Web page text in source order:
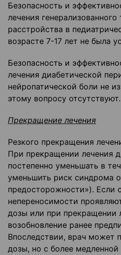
Безопасность и
лечения
расстройства в
возрасте 7-17 лет не была
Безопасность и
лечения диабетической
нейропатической боли не
этому вопросу отсутствуют.
Прекращение лечения
Резкого прекращения
При прекращении лечения
постепенно уменьшать в
уменьшить риск синдрома
предосторожности»). Если
непереносимости
дозы или при прекращении
возобновление ранее
Впоследствии, врач может
дозы, но с более